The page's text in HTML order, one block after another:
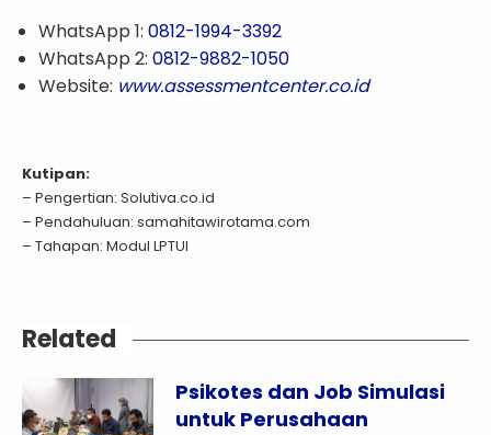
WhatsApp 1: 0812-1994-3392
WhatsApp 2: 0812-9882-1050
Website: www.assessmentcenter.co.id
Kutipan:
– Pengertian: Solutiva.co.id
– Pendahuluan: samahitawirotama.com
– Tahapan: Modul LPTUI
Related
Psikotes dan Job Simulasi
untuk Perusahaan